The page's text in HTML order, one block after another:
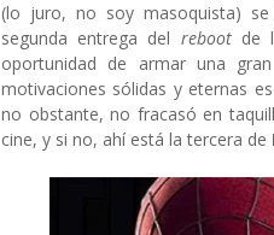
(lo juro, no soy masoquista)
segunda entrega del reboot de
oportunidad de armar una
motivaciones sólidas y eternas
no obstante, no fracasó en
cine, y si no, ahí está la tercera de